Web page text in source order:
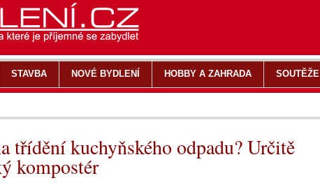
třídění kuchyňského odpadu? Určitě
kompostér
STAVBA NOVÉ BYDLENÍ HOBBY A ZAHRADA SOUTĚŽE